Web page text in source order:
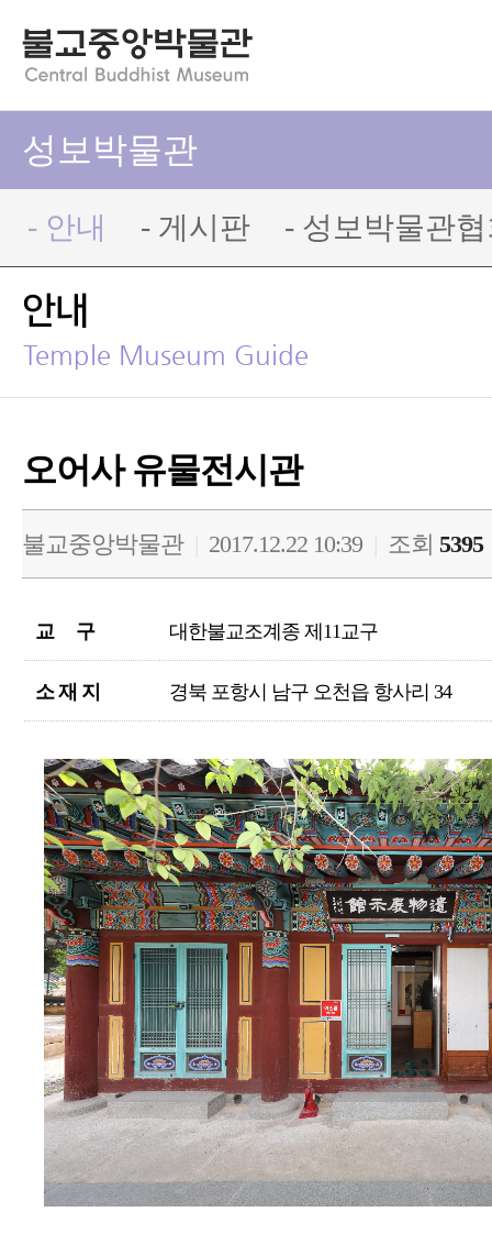
성보박물관
- 안내 - 게시판 - 성보박물관
안내
Temple Museum Guide
오어사 유물전시관
불교중앙박물관 2017.12.22 10:39 조회 5395
교 구 대한불교조계종 제11교구
소 재 지 경북 포항시 남구 오천읍 항사리 34